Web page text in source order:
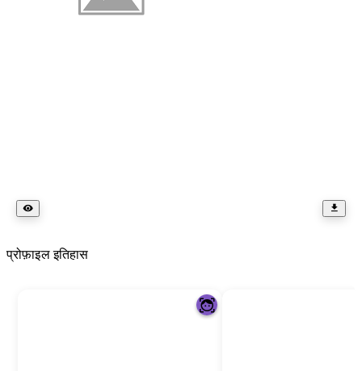
प्रोफ़ाइल इतिहास